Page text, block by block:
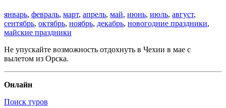
январь, февраль, март, апрель, май, июнь, июль, август,
сентябрь, октябрь, ноябрь, декабрь, новогодние праздники,
майские праздники
Не упускайте возможность отдохнуть в Чехии в мае с
вылетом из Орска.
Онлайн
Поиск туров